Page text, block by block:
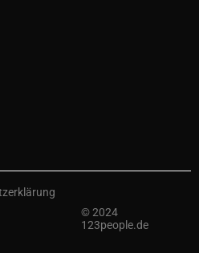
© 2024
123people.de